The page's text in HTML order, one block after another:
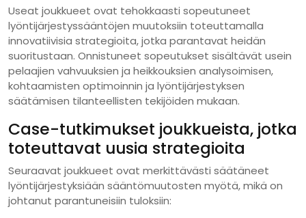
Useat joukkueet ovat tehokkaasti sopeutuneet
lyöntijärjestyssääntöjen muutoksiin toteuttamalla
innovatiivisia strategioita, jotka parantavat heidän
suoritustaan. Onnistuneet sopeutukset sisältävät usein
pelaajien vahvuuksien ja heikkouksien analysoimisen,
kohtaamisten optimoinnin ja lyöntijärjestyksen
säätämisen tilanteellisten tekijöiden mukaan.
Case-tutkimukset joukkueista, jotka
toteuttavat uusia strategioita
Seuraavat joukkueet ovat merkittävästi säätäneet
lyöntijärjestyksiään sääntömuutosten myötä, mikä on
johtanut parantuneisiin tuloksiin: